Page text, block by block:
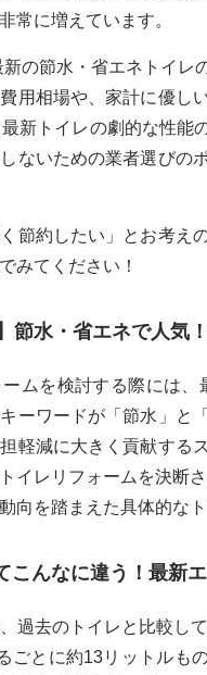
常に増えています。
の節水・省エネトイレ
用相場や、家計に優し
新トイレの劇的な性
ないための業者選び
く節約したい」とお考
みてください！
節水・省エネで人
ムを検討する際には
ーワードが「節水」と
軽減に大きく貢献する
イレリフォームを決断
向を踏まえた具体的な
こんなに違う！最新
過去のトイレと比較し
ごとに約13リットルも